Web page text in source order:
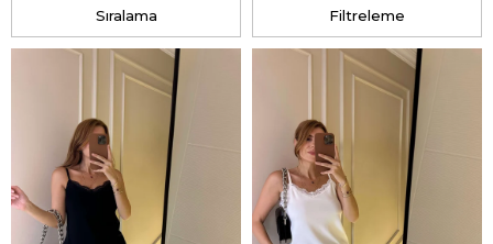
Filtreleme
Sıralama